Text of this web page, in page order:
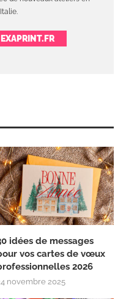
idées de messages
vos cartes de vœux
2026
novembre 2025